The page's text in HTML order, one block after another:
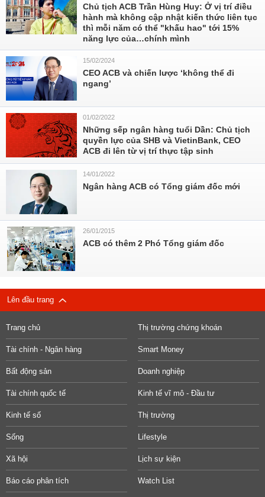
Chủ tịch ACB Trần Hùng Huy: Ở vị trí điều
hành mà không cập nhật kiến thức liên tục
thì mỗi năm có thể "khấu hao" tới 15%
năng lực của…chính mình
15/02/2024
CEO ACB và chiến lược ‘không thể đi
ngang’
01/02/2022
Những sếp ngân hàng tuổi Dần: Chủ tịch
quyền lực của SHB và VietinBank, CEO
ACB đi lên từ vị trí thực tập sinh
14/01/2022
Ngân hàng ACB có Tổng giám đốc mới
26/01/2015
ACB có thêm 2 Phó Tổng giám đốc
Lên đầu trang
Trang chủ Thị trường chứng khoán
Tài chính - Ngân hàng Smart Money
Bất động sản Doanh nghiệp
Tài chính quốc tế Kinh tế vĩ mô - Đầu tư
Kinh tế số Thị trường
Sống Lifestyle
Xã hội Lịch sự kiện
Báo cáo phân tích Watch List